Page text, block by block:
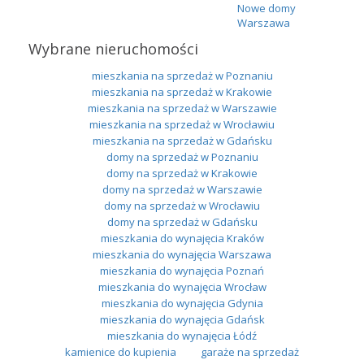
Nowe domy
Warszawa
Wybrane nieruchomości
mieszkania na sprzedaż w Poznaniu
mieszkania na sprzedaż w Krakowie
mieszkania na sprzedaż w Warszawie
mieszkania na sprzedaż w Wrocławiu
mieszkania na sprzedaż w Gdańsku
domy na sprzedaż w Poznaniu
domy na sprzedaż w Krakowie
domy na sprzedaż w Warszawie
domy na sprzedaż w Wrocławiu
domy na sprzedaż w Gdańsku
mieszkania do wynajęcia Kraków
mieszkania do wynajęcia Warszawa
mieszkania do wynajęcia Poznań
mieszkania do wynajęcia Wrocław
mieszkania do wynajęcia Gdynia
mieszkania do wynajęcia Gdańsk
mieszkania do wynajęcia Łódź
kamienice do kupienia
garaże na sprzedaż